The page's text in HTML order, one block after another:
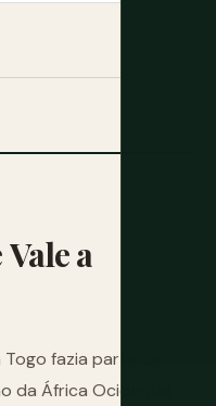
Valea
fazia parte da
da África Ocidental